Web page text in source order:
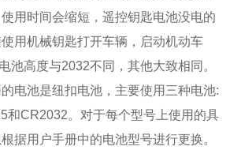
用时间会缩短，遥控钥匙电池没电的
用机械钥匙打开车辆，启动机动车
池高度与2032不同，其他大致相同。
电池是纽扣电池，主要使用三种电池:
和CR2032。对于每个型号上使用的具
据用户手册中的电池型号进行更换。